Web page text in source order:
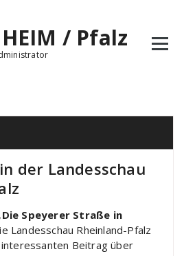
/ Pfalz
der Landesschau
Speyerer Straße in
Landesschau Rheinland-Pfalz
interessanten Beitrag über